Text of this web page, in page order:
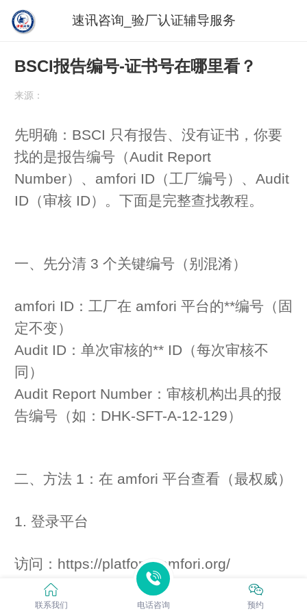
速讯咨询_验厂认证辅导服务
BSCI报告编号-证书号在哪里看？
来源：
先明确：BSCI 只有报告、没有证书，你要
找的是报告编号（Audit Report
Number）、amfori ID（工厂编号）、Audit
ID（审核 ID）。下面是完整查找教程。
一、先分清 3 个关键编号（别混淆）
amfori ID ：工厂在 amfori 平台的**编号（固
定不变）
Audit ID：单次审核的** ID（每次审核不
同）
Audit Report Number：审核机构出具的报
告编号（如：DHK-SFT-A-12-129）
二、方法 1：在 amfori 平台查看（最权威）
1. 登录平台
访问：https://platform.amfori.org/
用注册邮箱 / 用户名 + 密码登录
联系我们 电话咨询 预约